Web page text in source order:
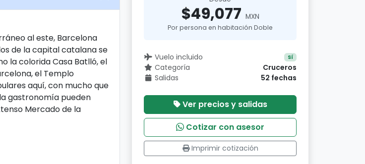
al este, Barcelona
de la capital catalana se
la colorida Casa Batlló, el
​​el Templo
aquí, con mucho que
gastronomía pueden
Mercado de la
$49,077 MXN
Por persona en habitación Doble
Vuelo incluido Sí
Categoría
Cruceros
Salidas
52 fechas
Ver precios y salidas
Cotizar con asesor
Imprimir cotización